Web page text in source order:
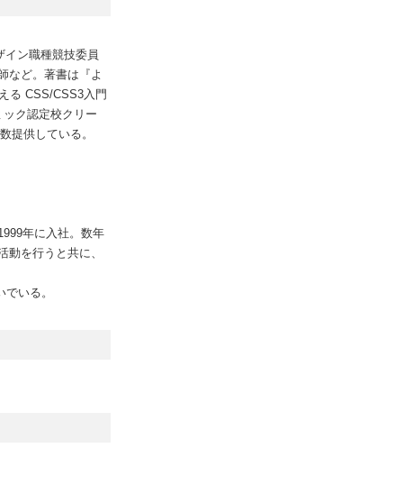
ン職種競技委員
など。著書は『よ
る CSS/CSS3入門
ク認定校クリー
提供している。
年に入社。数年
を行うと共に、
いる。